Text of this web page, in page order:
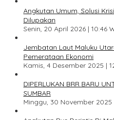
Angkutan Umum, Solusi
Dilupakan
Senin, 20 April 2026 | 10:46
Jembatan Laut Maluku
Pemerataan Ekonomi
Kamis, 4 Desember 2025 |
DIPERLUKAN BRR BARU
SUMBAR
Minggu, 30 November 2025